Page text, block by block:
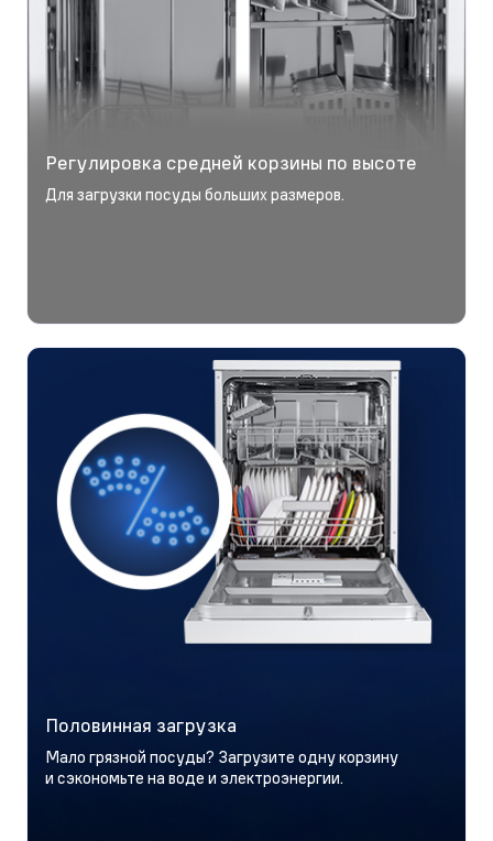
Регулировка средней корзины по высоте
Для загрузки посуды больших размеров.
Половинная загрузка
Мало грязной посуды? Загрузите одну корзину
и сэкономьте на воде и электроэнергии.